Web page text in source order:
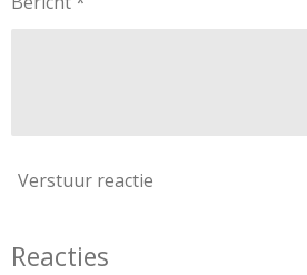
r
Verstuur reactie
Reacties